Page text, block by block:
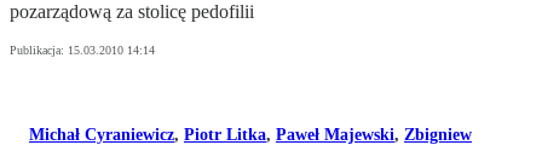
pozarządową za stolicę pedofilii
Publikacja: 15.03.2010 14:14
Michał Cyraniewicz, Piotr Litka, Paweł Majewski, Zbigniew